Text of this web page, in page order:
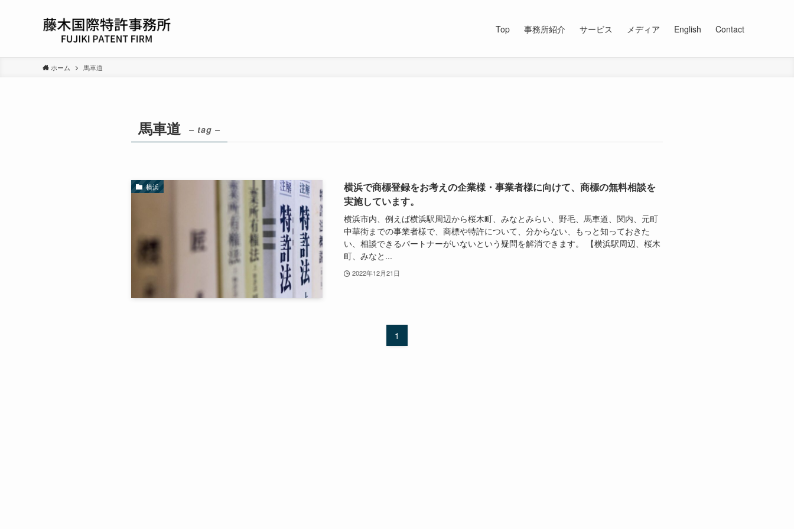
Top 事務所紹介 サービス メディア English Contact
ホーム 馬車道
馬車道 – tag –
横浜
横浜で商標登録をお考えの企業様・事業者様に向けて、商標の無料相談を
実施しています。
横浜市内、例えば横浜駅周辺から桜木町、みなとみらい、野毛、馬車道、関内、元町
中華街までの事業者様で、商標や特許について、分からない、もっと知っておきた
い、相談できるパートナーがいないという疑問を解消できます。 【横浜駅周辺、桜木
町、みなと...
2022年12月21日
1